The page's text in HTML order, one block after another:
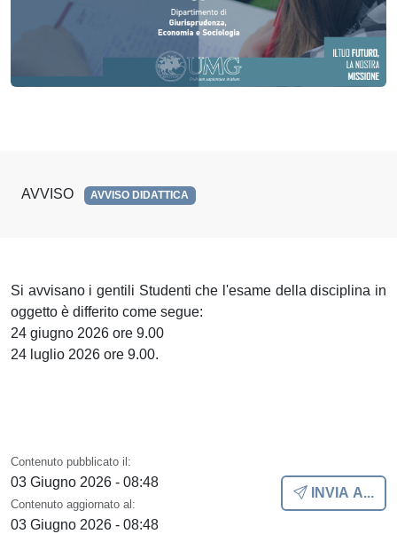
AVVISO AVVISO DIDATTICA
Si avvisano i gentili Studenti che l'esame della disciplina in
oggetto è differito come segue:
24 giugno 2026 ore 9.00
24 luglio 2026 ore 9.00.
Contenuto pubblicato il:
03 Giugno 2026 - 08:48
Contenuto aggiornato al:
03 Giugno 2026 - 08:48
INVIA A...